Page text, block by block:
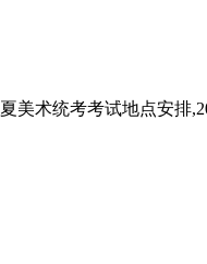
术统考考试地点安排